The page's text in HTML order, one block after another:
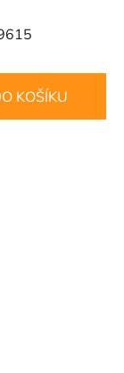
KOŠÍKU